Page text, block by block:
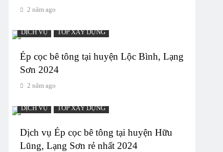
2 năm ago
DỊCH VỤ TOP XÂY DỰNG
Ép cọc bê tông tại huyện Lộc Bình, Lạng
Sơn 2024
2 năm ago
DỊCH VỤ TOP XÂY DỰNG
Dịch vụ Ép cọc bê tông tại huyện Hữu
Lũng, Lạng Sơn rẻ nhất 2024